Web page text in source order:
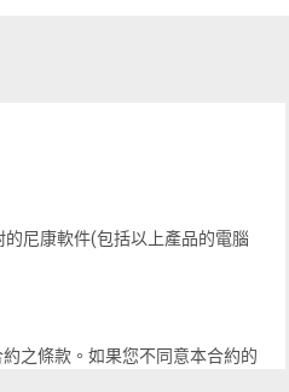
尼康軟件(包括以上產品的電腦
之條款。如果您不同意本合約的